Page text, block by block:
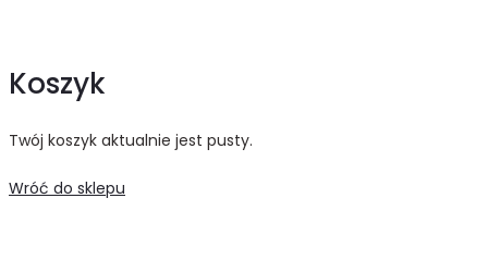
Koszyk
Twój koszyk aktualnie jest pusty.
Wróć do sklepu